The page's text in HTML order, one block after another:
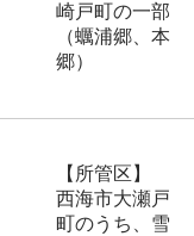
崎戸町の一部
（蠣浦郷、本
郷）
【所管区】
西海市大瀬戸
町のうち、雪